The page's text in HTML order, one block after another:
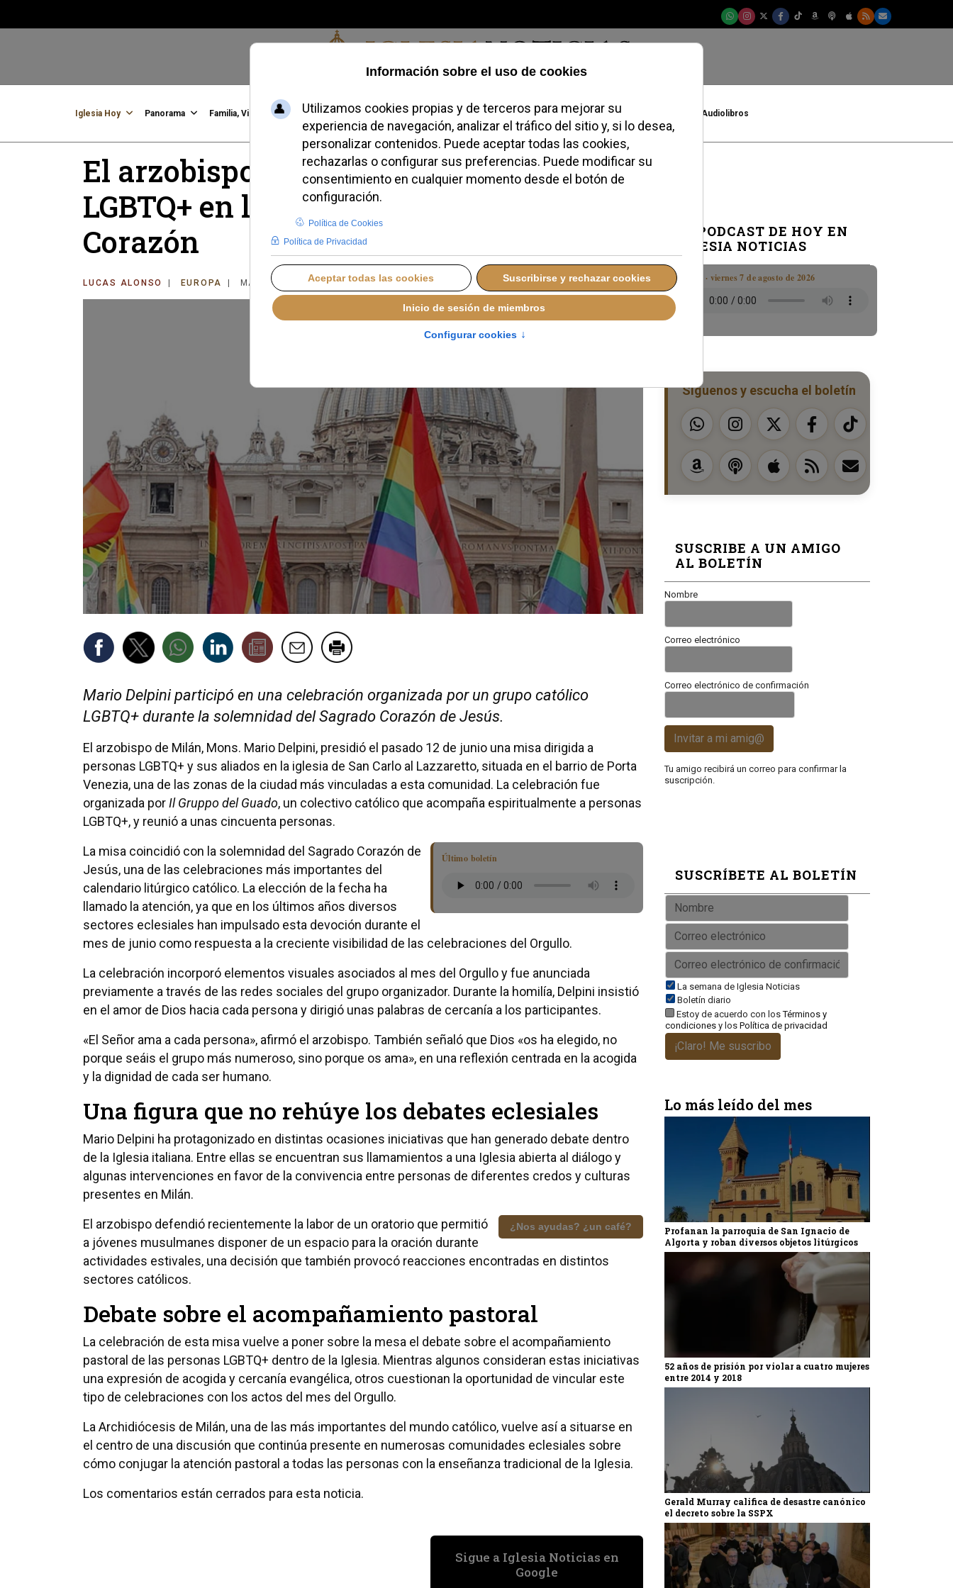
Viernes, 07 de agosto de 2026
Iglesia Hoy Panorama Familia, Vida, Identidad Credofobiómetro Blogs Temas Buscar #JovenesConFe Podcast Audiolibros
El arzobispo de Milán celebra una misa
LGBTQ+ en la fiesta del Sagrado
Corazón
LUCAS ALONSO EUROPA MARTES, 23 JUNIO 2026 10:34
Mario Delpini participó en una celebración organizada por un grupo católico
LGBTQ+ durante la solemnidad del Sagrado Corazón de Jesús.
El arzobispo de Milán, Mons. Mario Delpini, presidió el pasado 12 de junio una misa dirigida a
personas LGBTQ+ y sus aliados en la iglesia de San Carlo al Lazzaretto, situada en el barrio de Porta
Venezia, una de las zonas de la ciudad más vinculadas a esta comunidad. La celebración fue
organizada porIl Gruppo del Guado, un colectivo católico que acompaña espiritualmente a personas
LGBTQ+, y reunió a unas cincuenta personas.
Último boletín
La misa coincidió con la solemnidad del Sagrado Corazón de
Jesús, una de las celebraciones más importantes del
calendario litúrgico católico. La elección de la fecha ha
llamado la atención, ya que en los últimos años diversos
sectores eclesiales han impulsado esta devoción durante el
mes de junio como respuesta a la creciente visibilidad de las celebraciones del Orgullo.
La celebración incorporó elementos visuales asociados al mes del Orgullo y fue anunciada
previamente a través de las redes sociales del grupo organizador. Durante la homilía, Delpini insistió
en el amor de Dios hacia cada persona y dirigió unas palabras de cercanía a los participantes.
«El Señor ama a cada persona», afirmó el arzobispo. También señaló que Dios «os ha elegido, no
porque seáis el grupo más numeroso, sino porque os ama», en una reflexión centrada en la acogida
y la dignidad de cada ser humano.
Una figura que no rehúye los debates eclesiales
Mario Delpini ha protagonizado en distintas ocasiones iniciativas que han generado debate dentro
de la Iglesia italiana. Entre ellas se encuentran sus llamamientos a una Iglesia abierta al diálogo y
algunas intervenciones en favor de la convivencia entre personas de diferentes credos y culturas
presentes en Milán.
¿Nos ayudas? ¿un café?
El arzobispo defendió recientemente la labor de un oratorio que permitió
a jóvenes musulmanes disponer de un espacio para la oración durante
actividades estivales, una decisión que también provocó reacciones encontradas en distintos
sectores católicos.
Debate sobre el acompañamiento pastoral
La celebración de esta misa vuelve a poner sobre la mesa el debate sobre el acompañamiento
pastoral de las personas LGBTQ+ dentro de la Iglesia. Mientras algunos consideran estas iniciativas
una expresión de acogida y cercanía evangélica, otros cuestionan la oportunidad de vincular este
tipo de celebraciones con los actos del mes del Orgullo.
La Archidiócesis de Milán, una de las más importantes del mundo católico, vuelve así a situarse en
el centro de una discusión que continúa presente en numerosas comunidades eclesiales sobre
cómo conjugar la atención pastoral a todas las personas con la enseñanza tradicional de la Iglesia.
Los comentarios están cerrados para esta noticia.
Sigue a Iglesia Noticias en
Google
EL PODCAST DE HOY EN
IGLESIA NOTICIAS
Boletín · viernes 7 de agosto de 2026
Síguenos y escucha el boletín
SUSCRIBE A UN AMIGO
AL BOLETÍN
Nombre
Correo electrónico
Correo electrónico de confirmación
Invitar a mi amig@
Tu amigo recibirá un correo para confirmar la
suscripción.
SUSCRÍBETE AL BOLETÍN
La semana de Iglesia Noticias
Boletín diario
Estoy de acuerdo con losTérminos y
condiciones y los Política de privacidad
¡Claro! Me suscribo
Lo más leído del mes
Profanan la parroquia de San Ignacio de
Algorta y roban diversos objetos litúrgicos
52 años de prisión por violar a cuatro mujeres
entre 2014 y 2018
Gerald Murray califica de desastre canónico
el decreto sobre la SSPX